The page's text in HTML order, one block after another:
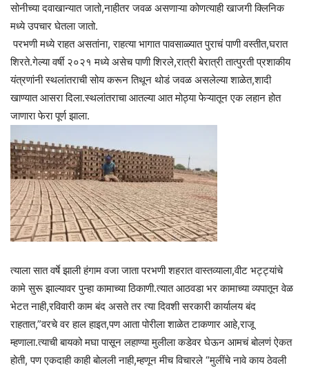
सोनीच्या दवाखान्यात जातो,नाहीतर जवळ असणाऱ्या कोणत्याही खाजगी क्लिनिक
मध्ये उपचार घेतला जातो.
परभणी मध्ये राहत असतांना, राहत्या भागात पावसाळ्यात पुराचं पाणी वस्तीत,घरात
शिरते.गेल्या वर्षी २०२१ मध्ये असेच पाणी शिरले,रात्री बेरात्री तात्पुरती प्रशाकीय
यंत्रणांनी स्थलांतराची सोय करून तिथून थोडं जवळ असलेल्या शाळेत,शादी
खाण्यात आसरा दिला.स्थलांतराचा आतल्या आत मोठ्या फेऱ्यातून एक लहान होत
जाणारा फेरा पूर्ण झाला.
त्याला सात वर्षे झाली हंगाम वजा जाता परभणी शहरात वास्तव्याला,वीट भट्ट्यांचे
कामे सुरू झाल्यावर पुन्हा कामाच्या ठिकाणी.त्यात आठवडा भर कामाच्या व्यपातून वेळ
भेटत नाही,रविवारी काम बंद असते तर त्या दिवशी सरकारी कार्यालय बंद
राहतात,”वरचे वर हाल हाइत,पण आता पोरीला शाळेत टाकणार आहे,राजू
म्हणाला.त्याची बायको मघा पासून लहाण्या मुलीला कडेवर घेऊन आमचं बोलणं ऐकत
होती, पण एकदाही काही बोलली नाही,म्हणून मीच विचारले “मुलींचे नावे काय ठेवली